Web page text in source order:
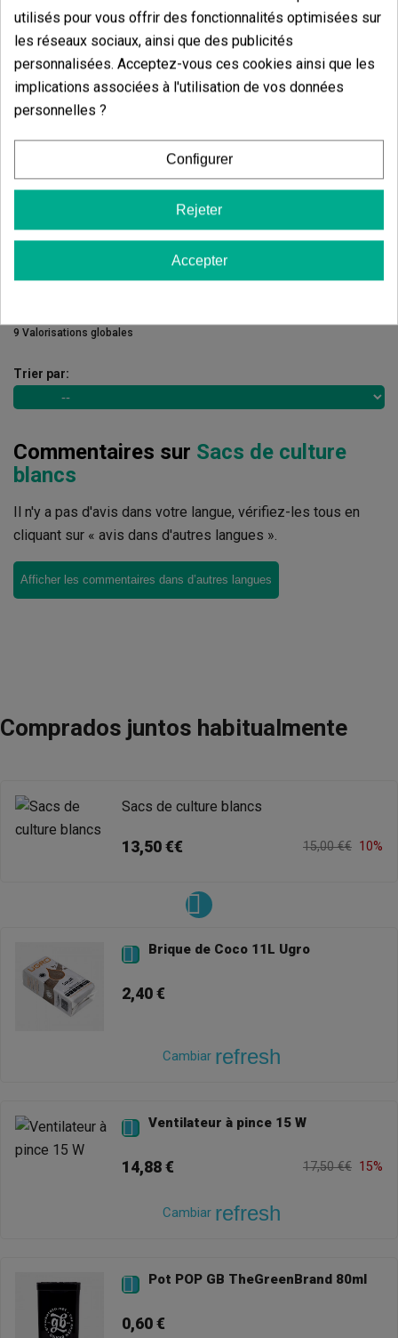
Avis des clients
5 étoiles
4 étoiles
3 étoiles
0.00%
1 étoiles
0.00%
Écrivez votre commentaire
9 Valorisations globales
Trier par:
Commentaires sur Sacs de culture
blancs
Il n'y a pas d'avis dans votre langue, vérifiez-les tous en
cliquant sur « avis dans d'autres langues ».
Afficher les commentaires dans d’autres langues
Comprados juntos habitualmente
Sacs de culture blancs
13,50 €€ 15,00 €€ 10%
 Brique de Coco 11L Ugro
2,40 €
Cambiar refresh
 Ventilateur à pince 15 W
14,88 € 17,50 €€ 15%
Cambiar refresh
 Pot POP GB TheGreenBrand 80ml
0,60 €
utilisés pour vous offrir des fonctionnalités optimisées sur
les réseaux sociaux, ainsi que des publicités
personnalisées. Acceptez-vous ces cookies ainsi que les
implications associées à l'utilisation de vos données
personnelles ?
Configurer
Rejeter
Accepter